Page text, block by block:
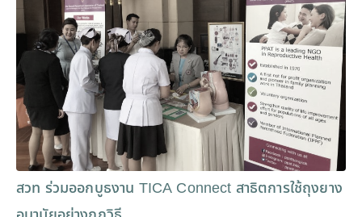
สวท ร่วมออกบูธงาน TICA Connect สาธิตการใช้ถุงยาง